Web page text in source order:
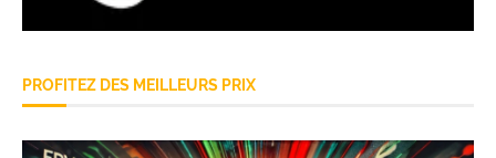
PROFITEZ DES MEILLEURS PRIX